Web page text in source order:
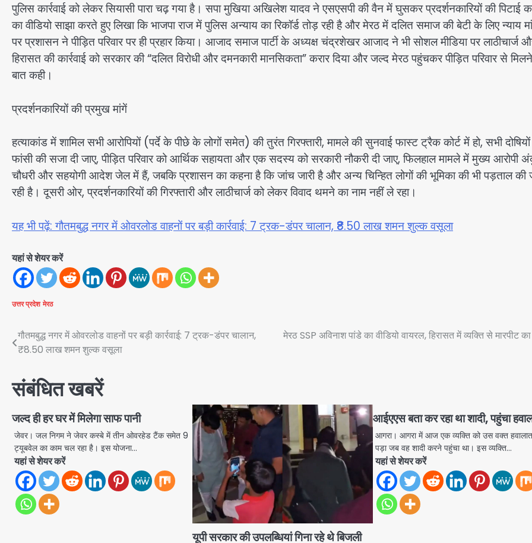
पुलिस कार्रवाई को लेकर सियासी पारा चढ़ गया है। सपा मुखिया अखिलेश यादव ने एसएसपी की वैन में घुसकर प्रदर्शनकारियों की पिटाई
का वीडियो साझा करते हुए लिखा कि भाजपा राज में पुलिस अन्याय का रिकॉर्ड तोड़ रही है और मेरठ में दलित समाज की बेटी के लिए न्याय
पर प्रशासन ने पीड़ित परिवार पर ही प्रहार किया। आजाद समाज पार्टी के अध्यक्ष चंद्रशेखर आजाद ने भी सोशल मीडिया पर लाठीचार्ज
हिरासत की कार्रवाई को सरकार की “दलित विरोधी और दमनकारी मानसिकता” करार दिया और जल्द मेरठ पहुंचकर पीड़ित परिवार से
बात कही।
प्रदर्शनकारियों की प्रमुख मांगें
हत्याकांड में शामिल सभी आरोपियों (पर्दे के पीछे के लोगों समेत) की तुरंत गिरफ्तारी, मामले की सुनवाई फास्ट ट्रैक कोर्ट में हो, सभी
फांसी की सजा दी जाए, पीड़ित परिवार को आर्थिक सहायता और एक सदस्य को सरकारी नौकरी दी जाए, फिलहाल मामले में मुख्य आरोपी
चौधरी और सहयोगी आदेश जेल में हैं, जबकि प्रशासन का कहना है कि जांच जारी है और अन्य चिन्हित लोगों की भूमिका की भी पड़ताल की
रही है। दूसरी ओर, प्रदर्शनकारियों की गिरफ्तारी और लाठीचार्ज को लेकर विवाद थमने का नाम नहीं ले रहा।
यह भी पढ़ें: गौतमबुद्ध नगर में ओवरलोड वाहनों पर बड़ी कार्रवाई: 7 ट्रक-डंपर चालान, ₹8.50 लाख शमन शुल्क वसूला
यहां से शेयर करें
उत्तर प्रदेश मेरठ
Post
navigation
गौतमबुद्ध नगर में ओवरलोड वाहनों पर बड़ी कार्रवाई: 7 ट्रक-डंपर चालान,
₹8.50 लाख शमन शुल्क वसूला
मेरठ SSP अविनाश पांडे का वीडियो वायरल, हिरासत में व्यक्ति से मारपीट का
संबंधित खबरें
जल्द ही हर घर में मिलेगा साफ पानी
जेवर। जल निगम ने जेवर कस्बे में तीन ओवरहेड टैंक समेत 9
ट्यूबवेल का काम चल रहा है। इस योजना…
यहां से शेयर करें
यूपी सरकार की उपलब्धियां गिना रहे थे बिजली
आईएएस बता कर रहा था शादी, पहुंचा
आगरा। आगरा में आज एक व्यक्ति को उस वक्त
पड़ा जब वह शादी करने पहुंचा था। इस व्यक्ति…
यहां से शेयर करें